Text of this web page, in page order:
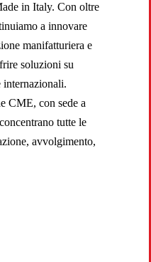
in Italy. Con oltre
a innovare
manifatturiera e
soluzioni su
internazionali.
CME, con sede a
tutte le
avvolgimento,